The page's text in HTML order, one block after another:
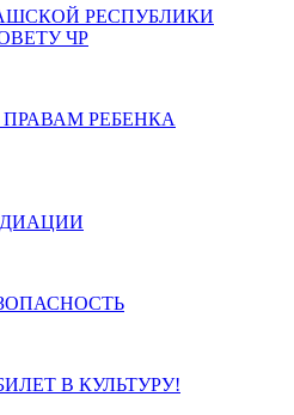
РЕСПУБЛИКИ
ЧР
РЕБЕНКА
В КУЛЬТУРУ!